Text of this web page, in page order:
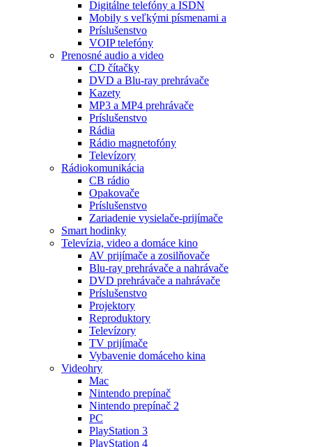
Digitálne telefóny a ISDN
Mobily s veľkými písmenami a
Príslušenstvo
VOIP telefóny
Prenosné audio a video
CD čítačky
DVD a Blu-ray prehrávače
Kazety
MP3 a MP4 prehrávače
Príslušenstvo
Rádia
Rádio magnetofóny
Televízory
Rádiokomunikácia
CB rádio
Opakovače
Príslušenstvo
Zariadenie vysielače-prijímače
Smart hodinky
Televízia, video a domáce kino
AV prijímače a zosilňovače
Blu-ray prehrávače a nahrávače
DVD prehrávače a nahrávače
Príslušenstvo
Projektory
Reproduktory
Televízory
TV prijímače
Vybavenie domáceho kina
Videohry
Mac
Nintendo prepínač
Nintendo prepínač 2
PC
PlayStation 3
PlayStation 4